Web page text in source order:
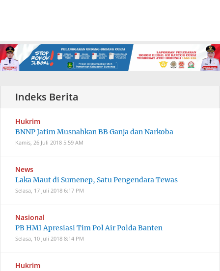
Hukrim
BNNP Jatim Musnahkan BB Ganja dan Narkoba
Kamis, 26 Juli 2018 5:59 AM
News
Laka Maut di Sumenep, Satu Pengendara Tewas
Selasa, 17 Juli 2018 6:17 PM
Nasional
PB HMI Apresiasi Tim Pol Air Polda Banten
Selasa, 10 Juli 2018 8:14 PM
Hukrim